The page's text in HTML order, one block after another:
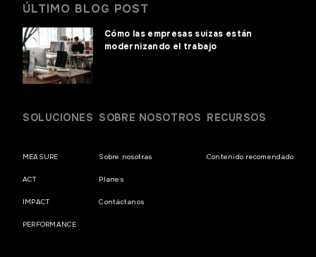
ÚLTIMO BLOG POST
Cómo las empresas suizas están
modernizando el trabajo
SOLUCIONES
MEASURE
ACT
IMPACT
PERFORMANCE
SOBRE NOSOTROS
Sobre nosotras
Planes
Contáctanos
RECURSOS
Contenido recomendado